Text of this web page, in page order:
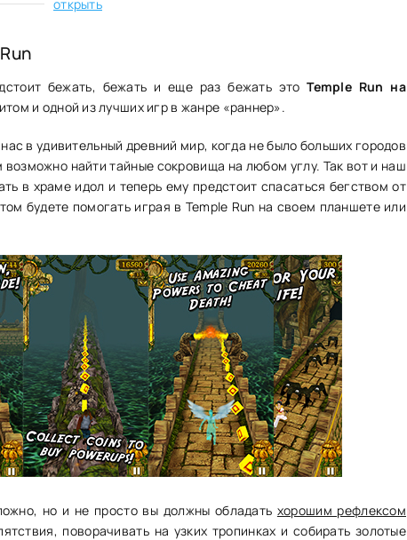
открыть
бежать, бежать и еще раз бежать этоTemple Run на
и одной из лучших игр в жанре «раннер».
в удивительный древний мир, когда не было больших городов
возможно найти тайные сокровища на любом углу. Так вот и наш
в храме идол и теперь ему предстоит спасаться бегством от
будете помогать играя в Temple Run на своем планшете или
но и не просто вы должны обладать хорошим рефлексом
поворачивать на узких тропинках и собирать золотые